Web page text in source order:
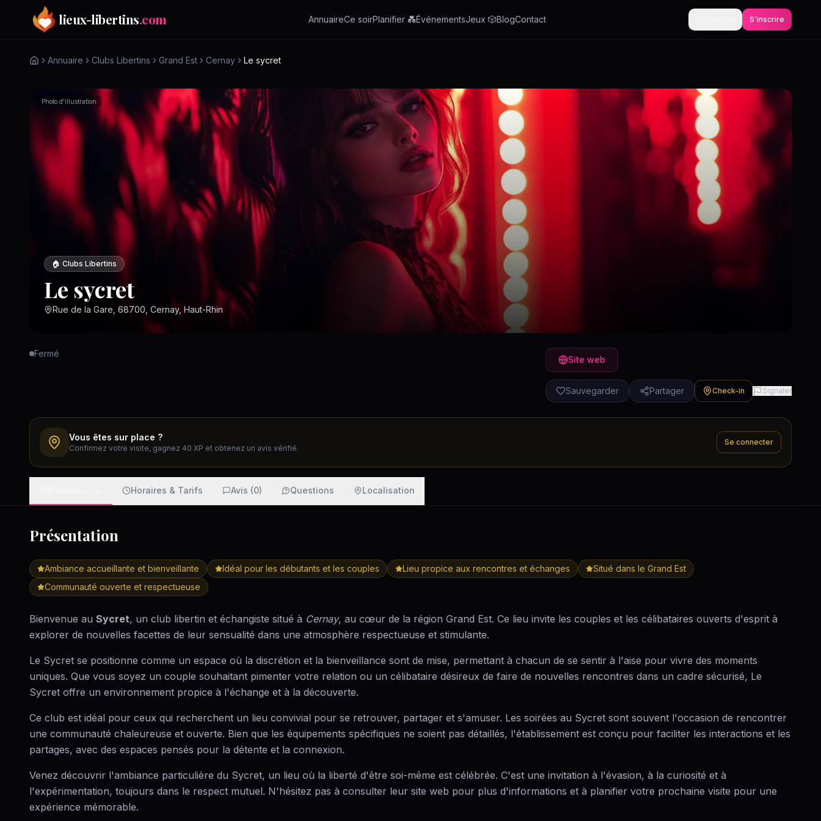
Aller au contenu principal
lieux-libertins.com AnnuaireCe soirPlanifier 💑ÉvénementsJeux 🎲BlogContact S'inscrire
Annuaire Clubs Libertins Grand Est Cernay Le sycret
Photo d'illustration
🏠 Clubs Libertins
Le sycret
Rue de la Gare, 68700, Cernay, Haut-Rhin
Fermé
Site web
Sauvegarder Partager Check-in Signaler
Vous êtes sur place ?
Confirmez votre visite, gagnez 40 XP et obtenez un avis vérifié.
Se connecter
Horaires & Tarifs Avis (0) Questions Localisation
Présentation
Ambiance accueillante et bienveillante Idéal pour les débutants et les couples Lieu propice aux rencontres et échanges
Situé dans le Grand Est
Communauté ouverte et respectueuse
Bienvenue au Sycret, un club libertin et échangiste situé à Cernay, au cœur de la région Grand Est. Ce lieu invite les couples et les célibataires ouverts d'esprit à
explorer de nouvelles facettes de leur sensualité dans une atmosphère respectueuse et stimulante.
Le Sycret se positionne comme un espace où la discrétion et la bienveillance sont de mise, permettant à chacun de se sentir à l'aise pour vivre des moments
uniques. Que vous soyez un couple souhaitant pimenter votre relation ou un célibataire désireux de faire de nouvelles rencontres dans un cadre sécurisé, Le
Sycret offre un environnement propice à l'échange et à la découverte.
Ce club est idéal pour ceux qui recherchent un lieu convivial pour se retrouver, partager et s'amuser. Les soirées au Sycret sont souvent l'occasion de rencontrer
une communauté chaleureuse et ouverte. Bien que les équipements spécifiques ne soient pas détaillés, l'établissement est conçu pour faciliter les interactions et les
partages, avec des espaces pensés pour la détente et la connexion.
Venez découvrir l'ambiance particulière du Sycret, un lieu où la liberté d'être soi-même est célébrée. C'est une invitation à l'évasion, à la curiosité et à
l'expérimentation, toujours dans le respect mutuel. N'hésitez pas à consulter leur site web pour plus d'informations et à planifier votre prochaine visite pour une
expérience mémorable.